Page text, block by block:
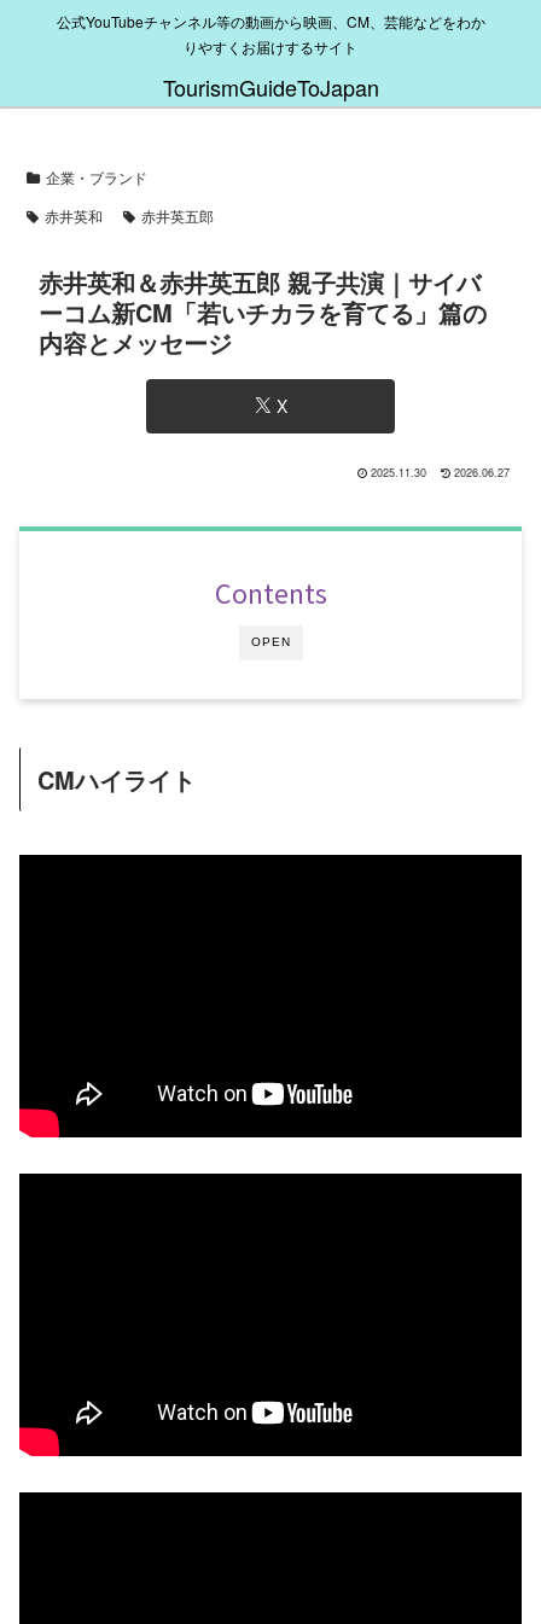
公式YouTubeチャンネル等の動画から映画、CM、芸能などをわか
りやすくお届けするサイト
TourismGuideToJapan
企業・ブランド
赤井英和
赤井英五郎
赤井英和＆赤井英五郎 親子共演｜サイバ
ーコム新CM「若いチカラを育てる」篇の
内容とメッセージ
X
2025.11.30 2026.06.27
OPEN
Contents
CMハイライト